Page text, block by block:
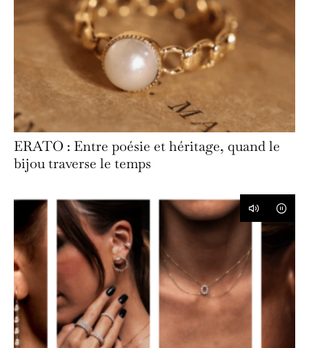
ERATO : Entre poésie et héritage, quand le
bijou traverse le temps